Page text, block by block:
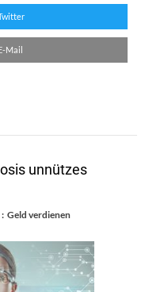
Mail
unnützes
Geld verdienen